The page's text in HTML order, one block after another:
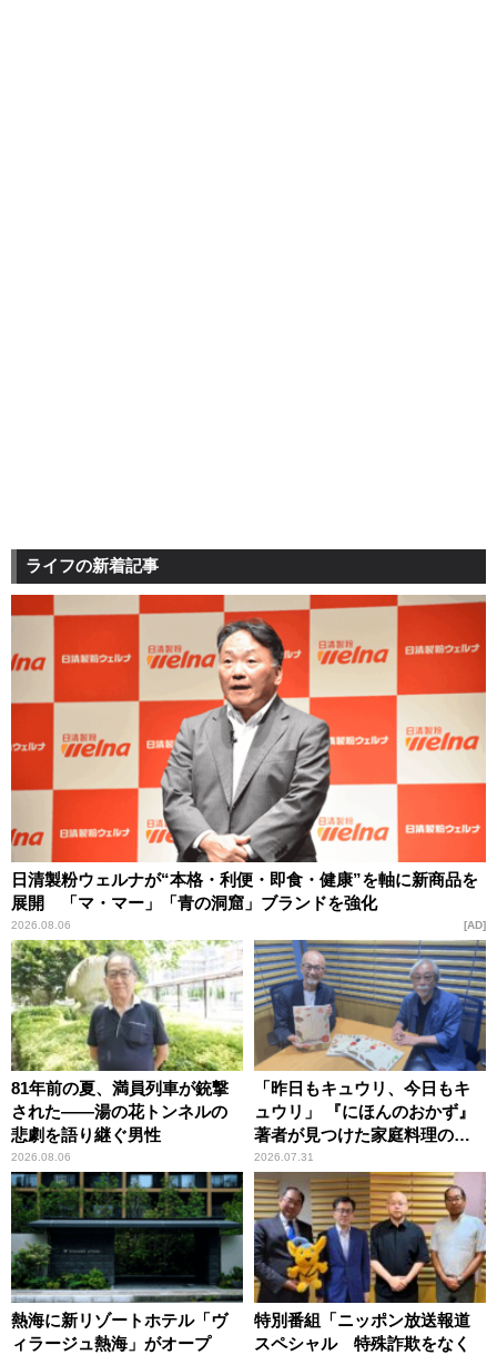
ライフの新着記事
日清製粉ウェルナが“本格・利便・即食・健康”を軸に新商品を
展開 「マ・マー」「青の洞窟」ブランドを強化
2026.08.06 AD
81年前の夏、満員列車が銃撃
された――湯の花トンネルの
悲劇を語り継ぐ男性
2026.08.06
「昨日もキュウリ、今日もキ
ュウリ」 『にほんのおかず』
著者が見つけた家庭料理の知
恵
2026.07.31
熱海に新リゾートホテル「ヴ
ィラージュ熱海」がオープ
特別番組「ニッポン放送報道
スペシャル 特殊詐欺をなく